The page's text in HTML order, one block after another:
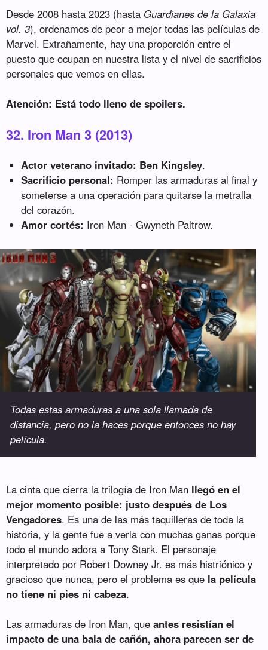
Desde 2008 hasta 2023 (hasta Guardianes de la Galaxia
vol. 3), ordenamos de peor a mejor todas las películas de
Marvel. Extrañamente, hay una proporción entre el
puesto que ocupan en nuestra lista y el nivel de sacrificios
personales que vemos en ellas.
Atención: Está todo lleno de spoilers.
32. Iron Man 3 (2013)
Actor veterano invitado: Ben Kingsley.
Sacrificio personal: Romper las armaduras al final y
someterse a una operación para quitarse la metralla
del corazón.
Amor cortés: Iron Man - Gwyneth Paltrow.
Todas estas armaduras a una sola llamada de
distancia, pero no la haces porque entonces no hay
película.
La cinta que cierra la trilogía de Iron Man llegó en el
mejor momento posible: justo después de Los
Vengadores. Es una de las más taquilleras de toda la
historia, y la gente fue a verla con muchas ganas porque
todo el mundo adora a Tony Stark. El personaje
interpretado por Robert Downey Jr. es más histriónico y
gracioso que nunca, pero el problema es que la película
no tiene ni pies ni cabeza.
Las armaduras de Iron Man, queantes resistían el
impacto de una bala de cañón, ahora parecen ser de